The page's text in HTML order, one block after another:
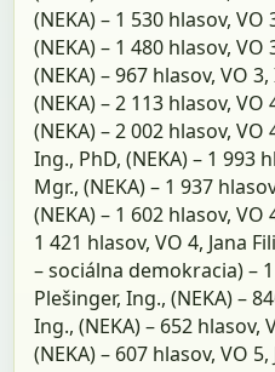
(NEKA) – 1 530 hlasov,
(NEKA) – 1 480 hlasov,
(NEKA) – 967 hlasov, VO
(NEKA) – 2 113 hlasov,
(NEKA) – 2 002 hlasov,
Ing., PhD, (NEKA) – 1 993
Mgr., (NEKA) – 1 937
(NEKA) – 1 602 hlasov,
1 421 hlasov, VO 4, Jana
– sociálna demokracia) –
Plešinger, Ing., (NEKA) –
Ing., (NEKA) – 652 hlasov,
(NEKA) – 607 hlasov, VO